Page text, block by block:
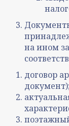
на ином
договор
документ);